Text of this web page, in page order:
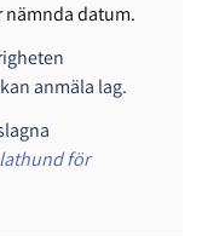
nämnda datum.
anmäla lag.
för